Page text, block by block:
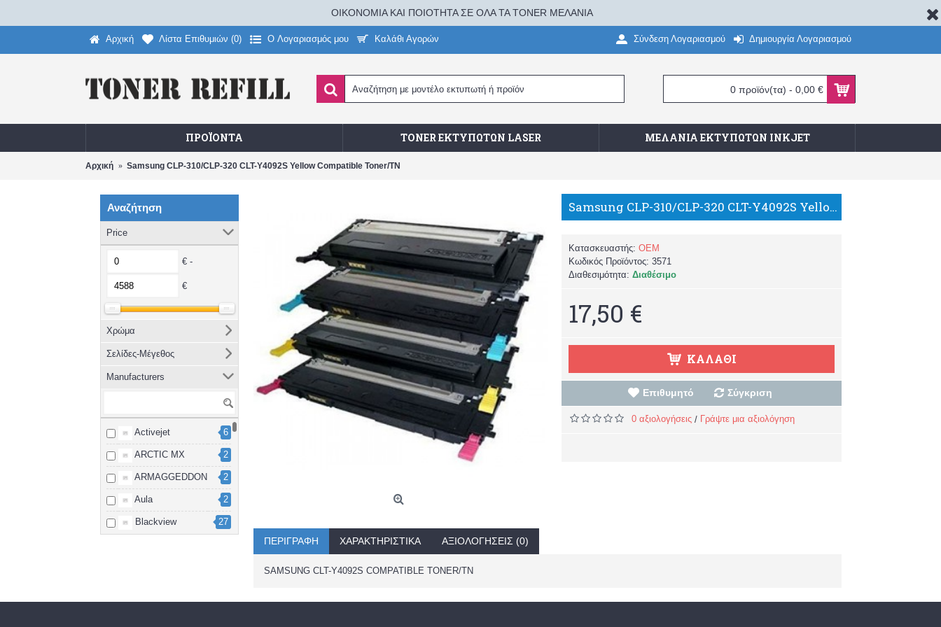
ΟΙΚΟΝΟΜΙΑ ΚΑΙ ΠΟΙΟΤΗΤΑ ΣΕ ΟΛΑ ΤΑ TONER ΜΕΛΑΝΙΑ
Αρχική Λίστα Επιθυμιών (0) O Λογαριασμός μου Καλάθι Αγορών Σύνδεση Λογαριασμού Δημιουργία Λογαριασμού
0 προϊόν(τα) - 0,00 €
ΠΡΟΪΌΝΤΑ TONER ΕΚΤΥΠΩΤΏΝ LASER ΜΕΛΆΝΙΑ ΕΚΤΥΠΩΤΏΝ INKJET
Αρχική Samsung CLP-310/CLP-320 CLT-Y4092S Yellow Compatible Toner/TN
Αναζήτηση
Price
€ -
€
Χρώμα
Σελίδες-Μέγεθος
Manufacturers
Activejet 6
ARCTIC MX 2
ARMAGGEDDON 2
Aula 2
Blackview 27
Samsung CLP-310/CLP-320 CLT-Y4092S Yellow Compatible Toner/TN
Κατασκευαστής: OEM
Κωδικός Προϊόντος: 3571
Διαθεσιμότητα: Διαθέσιμο
17,50 €
ΚΑΛΆΘΙ
Επιθυμητό Σύγκριση
0 αξιολογήσεις / Γράψτε μια αξιολόγηση
ΠΕΡΙΓΡΑΦΉ ΧΑΡΑΚΤΗΡΙΣΤΙΚΆ ΑΞΙΟΛΟΓΉΣΕΙΣ (0)
SAMSUNG CLT-Y4092S COMPATIBLE TONER/TN